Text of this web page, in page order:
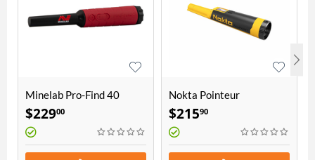
Minelab Pro-Find 40
$22900
Nokta Pointeur
AccuPOINT
$21590